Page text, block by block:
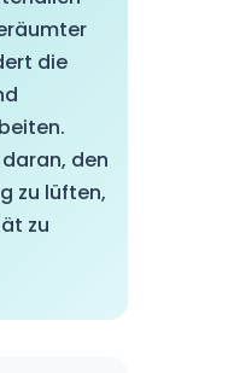
die
den
zu lüften,
zu